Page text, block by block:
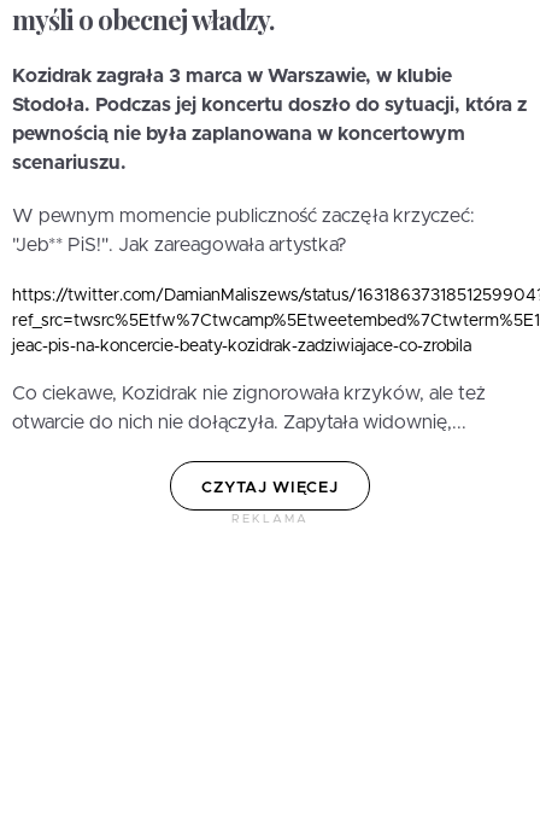
myśli o obecnej władzy.
Kozidrak zagrała 3 marca w Warszawie, w klubie
Stodoła. Podczas jej koncertu doszło do sytuacji, która z
pewnością nie była zaplanowana w koncertowym
scenariuszu.
W pewnym momencie publiczność zaczęła krzyczeć:
"Jeb** PiS!". Jak zareagowała artystka?
https://twitter.com/DamianMaliszews/status/
jeac-pis-na-koncercie-beaty-kozidrak-zadziwiajace-co-zrobila
Co ciekawe, Kozidrak nie zignorowała krzyków, ale też
otwarcie do nich nie dołączyła. Zapytała widownię,...
CZYTAJ WIĘCEJ
REKLAMA